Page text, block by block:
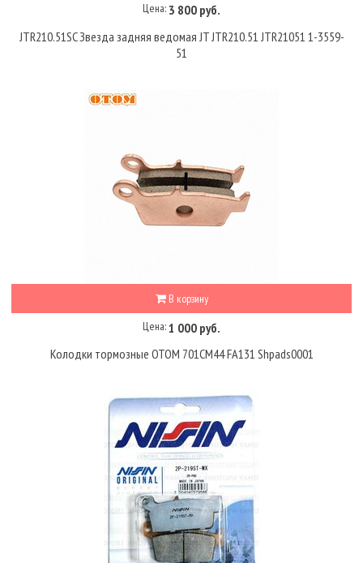
Цена: 3 800 руб.
JTR210.51SC Звезда задняя ведомая JT JTR210.51 JTR21051 1-3559-
51
В корзину
Цена:1 000 руб.
Колодки тормозные OTOM 701CM44 FA131 Shpads0001